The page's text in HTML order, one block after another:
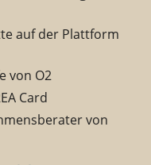
auf der Plattform
von O2
Card
von